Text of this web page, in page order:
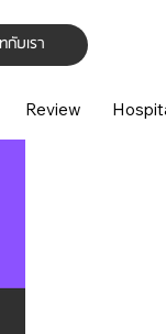
กับเรา
Review